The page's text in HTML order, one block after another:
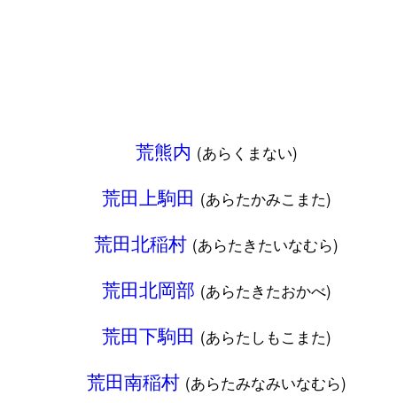
荒熊内 (あらくまない)
荒田上駒田 (あらたかみこまた)
荒田北稲村 (あらたきたいなむら)
荒田北岡部 (あらたきたおかべ)
荒田下駒田 (あらたしもこまた)
荒田南稲村 (あらたみなみいなむら)